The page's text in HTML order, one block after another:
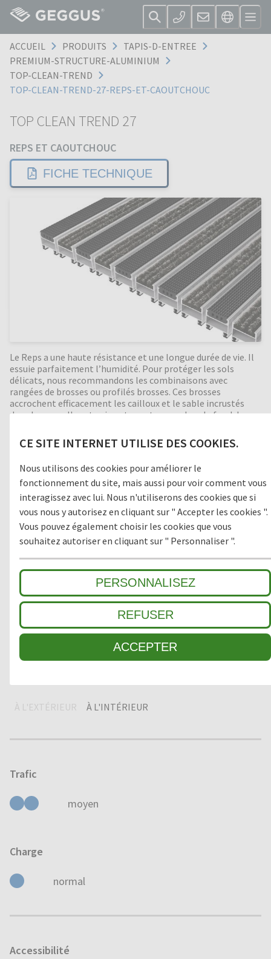
CE SITE INTERNET UTILISE DES COOKIES.
Nous utilisons des cookies pour améliorer le
fonctionnement du site, mais aussi pour voir comment vous
interagissez avec lui. Nous n'utiliserons des cookies que si
vous nous y autorisez en cliquant sur " Accepter les cookies ".
Vous pouvez également choisir les cookies que vous
souhaitez autoriser en cliquant sur " Personnaliser ".
PERSONNALISEZ
REFUSER
ACCEPTER
ACCUEIL PRODUITS
TAPIS-D-ENTREE
PREMIUM-STRUCTURE-ALUMINIUM
TOP-CLEAN-TREND
TOP-CLEAN-TREND-27-REPS-ET-CAOUTCHOUC
TOP CLEAN TREND 27
REPS ET CAOUTCHOUC
FICHE TECHNIQUE
Le Reps a une haute résistance et une longue durée de vie. Il
essuie parfaitement l’humidité. Pour protéger les sols
délicats, nous recommandons les combinaisons avec
rangées de brosses ou profilés brosses. Ces brosses
accrochent efficacement les cailloux et le sable incrustés
dans les semelles et qui vont se retrouver dans le fond de
action de nettoyage est d’autant renforcée. Bonne isolation
phonique, indéformable, enroulable et facile à nettoyer.
moyennant supplément.
Zone de passage
ZONE INTERMÉDIAIRE
3 SALETÉ FINE / ABSORPTION HUMIDITÉ
À L'EXTÉRIEUR À L'INTÉRIEUR
Trafic
moyen
Charge
normal
Accessibilité